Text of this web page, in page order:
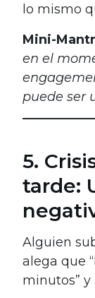
lo mismo
Mini-
en el
puede ser
5.
tarde:
Alguien
alega que
minutos”